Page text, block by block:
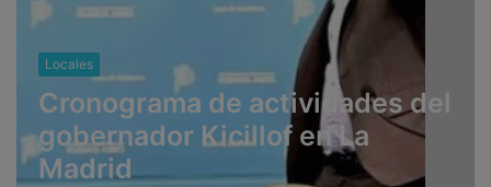
Locales
Cronograma de actividades del
gobernador Kicillof en La
Madrid